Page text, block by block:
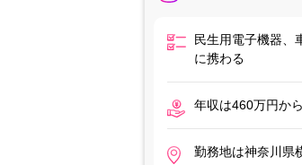
民生用電子機器、
に携わる
年収は460万円か
勤務地は神奈川県